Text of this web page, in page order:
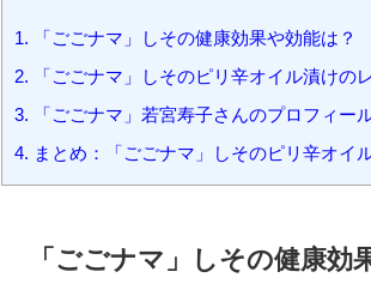
た、しそのピリ辛オイル漬けのレシピにつ
目次 [
「ごごナマ」若宮寿子さんのプロフィー